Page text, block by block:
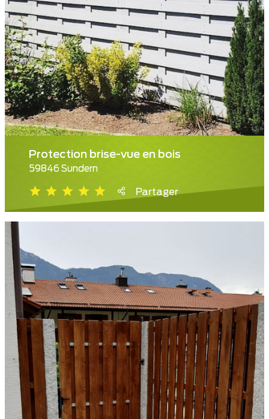
Protection brise-vue en bois
59846 Sundern
Partager